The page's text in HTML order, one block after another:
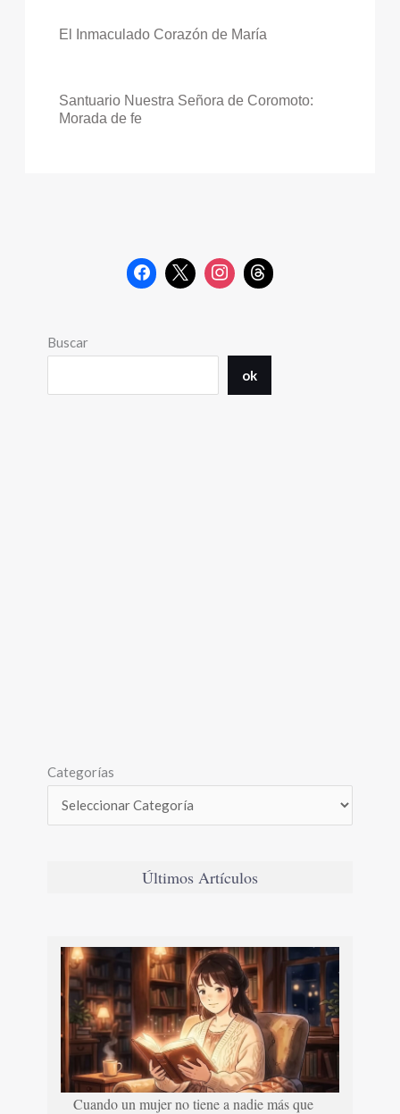
El Inmaculado Corazón de María
Santuario Nuestra Señora de Coromoto:
Morada de fe
Buscar
ok
Categorías
Últimos Artículos
Cuando un mujer no tiene a nadie más que